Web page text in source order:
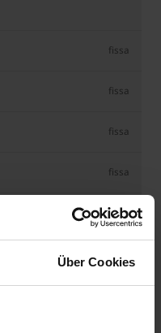
Über Cookies
fissa
fissa
fissa
fissa
variabile